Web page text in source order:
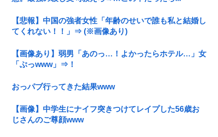
【悲報】中国の強者女性「年齢のせいで誰も私と結婚し
てくれない！！」⇒ (※画像あり)
【画像あり】弱男「あのっ…！よかったらホテル…」女
「ぷっwww」⇒！
おっパブ行ってきた結果www
【画像】中学生にナイフ突きつけてレイプした56歳お
じさんのご尊顔www